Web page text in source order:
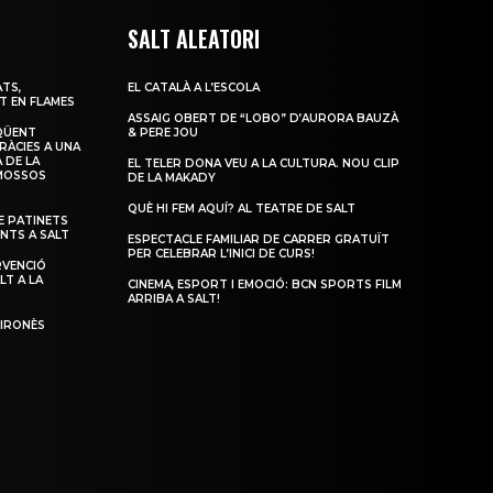
EN FLAMES
A UNA
DE LA
PATINETS
A SALT
A LA
SALT ALEATORI
EL CATALÀ A L’ESCOLA
ASSAIG OBERT DE “LOBO” D’AURORA BAUZÀ
& PERE JOU
EL TELER DONA VEU A LA CULTURA. NOU CLIP
DE LA MAKADY
QUÈ HI FEM AQUÍ? AL TEATRE DE SALT
ESPECTACLE FAMILIAR DE CARRER GRATUÏT
PER CELEBRAR L’INICI DE CURS!
CINEMA, ESPORT I EMOCIÓ: BCN SPORTS FILM
ARRIBA A SALT!